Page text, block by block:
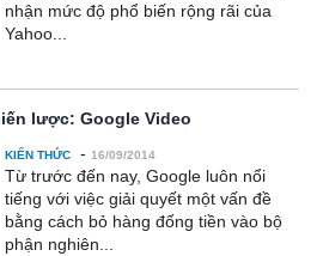
nhận mức độ phổ biến rộng rãi của
Yahoo...
lược: Google Video
KIẾN THỨC - 16/09/2014
Từ trước đến nay, Google luôn nổi
tiếng với việc giải quyết một vấn đề
bằng cách bỏ hàng đống tiền vào bộ
phận nghiên...